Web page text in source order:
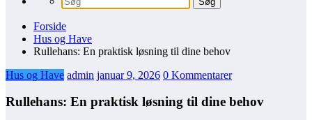
Forside
Hus og Have
Rullehans: En praktisk løsning til dine behov
Hus og Have admin januar 9, 2026 0 Kommentarer
Rullehans: En praktisk løsning til dine behov